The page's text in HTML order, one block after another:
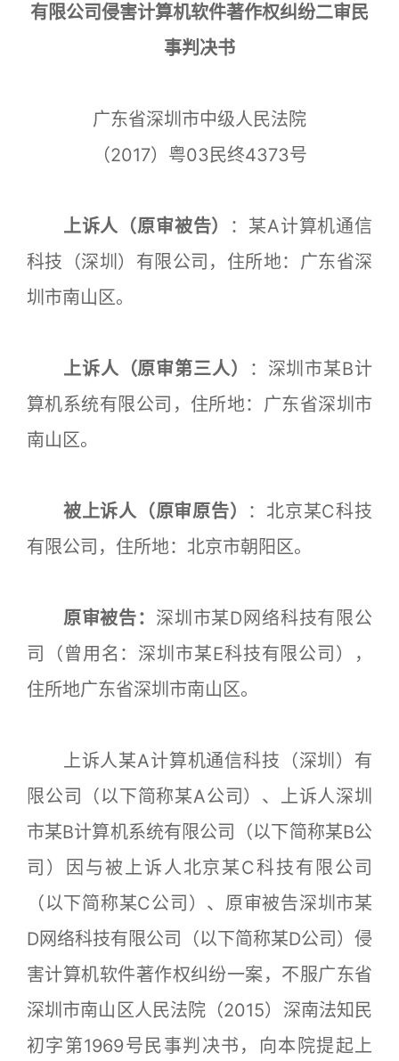
有限公司侵害计算机软件著作权纠纷二审民
事判决书
广东省深圳市中级人民法院
（2017）粤03民终4373号
上诉人（原审被告）
：某A计算机通信
科技（深圳）有限公司，住所地：广东省深
圳市南山区。
上诉人（原审第三人）
：深圳市某B计
算机系统有限公司，住所地：广东省深圳市
南山区。
被上诉人（原审原告）
：北京某C科技
有限公司，住所地：北京市朝阳区。
原审被告： 深圳市某D网络科技有限公
司（曾用名：深圳市某E科技有限公司），
住所地广东省深圳市南山区。
上诉人某A计算机通信科技（深圳）有
限公司（以下简称某A公司）、上诉人深圳
市某B计算机系统有限公司（以下简称某B公
司）因与被上诉人北京某C科技有限公司
（以下简称某C公司）、原审被告深圳市某
D网络科技有限公司（以下简称某D公司）侵
害计算机软件著作权纠纷一案，不服广东省
深圳市南山区人民法院（2015）深南法知民
初字第1969号民事判决书，向本院提起上